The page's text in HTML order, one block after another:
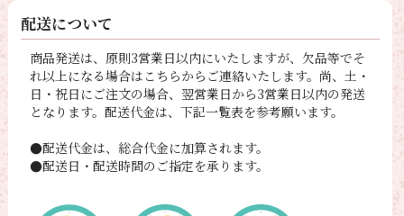
配送について
商品発送は、原則3営業日以内にいたしますが、欠品等でそ
れ以上になる場合はこちらからご連絡いたします。尚、土・
日・祝日にご注文の場合、翌営業日から3営業日以内の発送
となります。配送代金は、下記一覧表を参考願います。
●配送代金は、総合代金に加算されます。
●配送日・配送時間のご指定を承ります。